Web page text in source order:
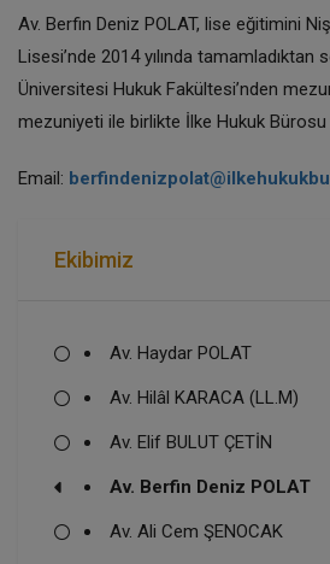
Av. Berfin Deniz POLAT, lise eğitimini
Lisesi’nde 2014 yılında tamamladıktan
Üniversitesi Hukuk Fakültesi’nden
mezuniyeti ile birlikte İlke Hukuk Bürosu
Email:
Ekibimiz
Av. Haydar POLAT
Av. Hilâl KARACA (LL.M)
Av. Elif BULUT ÇETİN
Av. Berfin Deniz POLAT
Av. Ali Cem ŞENOCAK